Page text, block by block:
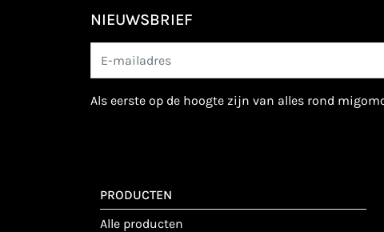
NIEUWSBRIEF
als eerste op de hoogte zijn van alles rond
PRODUCTEN
alle producten